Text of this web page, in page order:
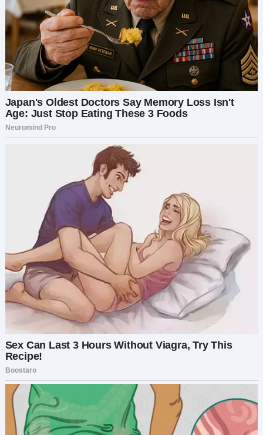
свекровь, не отрываясь от телефона. — «С ней
всё в порядке. Дети всё время плачут; им нужно
учиться терпению».
Терпению? Я недоверчиво уставилась на неё.
Дело было не в обучении терпению, а в
пренебрежении. Нашей малышке нужно было
утешение, а не одиночество. Прежде чем я
успела себя остановить, слова сами собой
вырвались наружу: «Нельзя просто так
игнорировать ребёнка! А что, если что-то
Её выражение лица мгновенно ожесточилось.
«Ну, извините, что пытаюсь помочь. Ты вечно
жалуешься, что устала, вот я и подумала, что это
даст тебе немного отдохнуть. Но, видимо, что
бы я ни делала, всё не так».
Напряжение между нами нарастало, пока
наконец, не подумав, я не выпалила: «Может,
будет лучше, если ты уйдёшь». Как только эти
сильное сожаление. Но было уже слишком
поздно. Моя свекровь чопорно встала,
схватила сумочку и вышла без единого слова.
Когда мой муж, Лёня, вернулся домой тем
вечером, он застал меня расхаживающей по